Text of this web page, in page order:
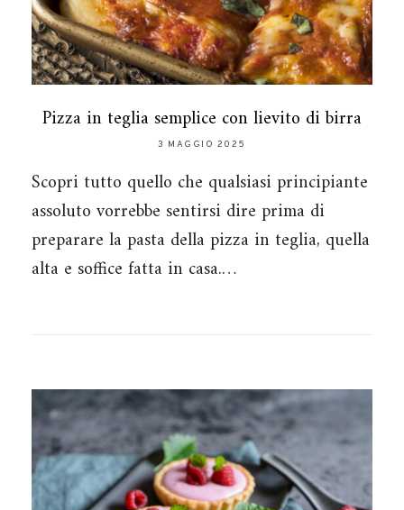
Pizza in teglia semplice con lievito di birra
3 MAGGIO 2025
Scopri tutto quello che qualsiasi principiante
assoluto vorrebbe sentirsi dire prima di
preparare la pasta della pizza in teglia, quella
alta e soffice fatta in casa.…